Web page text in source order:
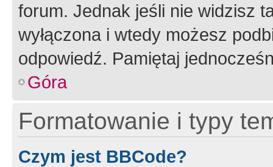
forum. Jednak jeśli nie widzisz
wyłączona i wtedy możesz
odpowiedź. Pamiętaj
Góra
Formatowanie i typy
Czym jest BBCode?